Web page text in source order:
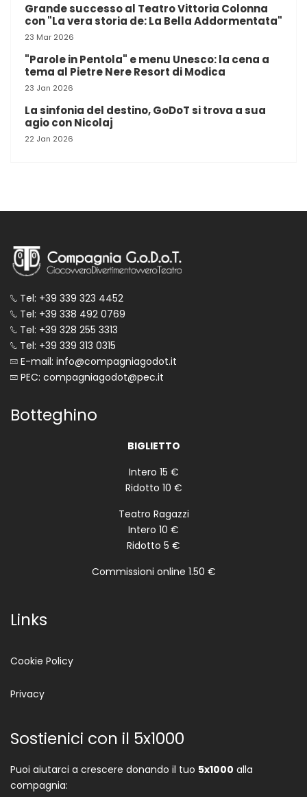
Grande successo al Teatro Vittoria Colonna
con "La vera storia de: La Bella Addormentata"
23 Mar 2026
"Parole in Pentola" e menu Unesco: la cena a
tema al Pietre Nere Resort di Modica
23 Jan 2026
La sinfonia del destino, GoDoT si trova a sua
agio con Nicolaj
22 Jan 2026
Tel: +39 339 323 4452
Tel: +39 338 492 0769
Tel: +39 328 255 3313
Tel: +39 339 313 0315
E-mail: info@compagniagodot.it
PEC: compagniagodot@pec.it
Botteghino
BIGLIETTO
Intero 15 €
Ridotto 10 €
Teatro Ragazzi
Intero 10 €
Ridotto 5 €
Commissioni online 1.50 €
Links
Cookie Policy
Privacy
Sostienici con il 5x1000
Puoi aiutarci a crescere donando il tuo 5x1000 alla
compagnia: